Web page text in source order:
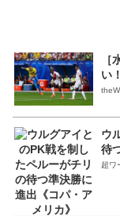
い
ウ
待
超ワ